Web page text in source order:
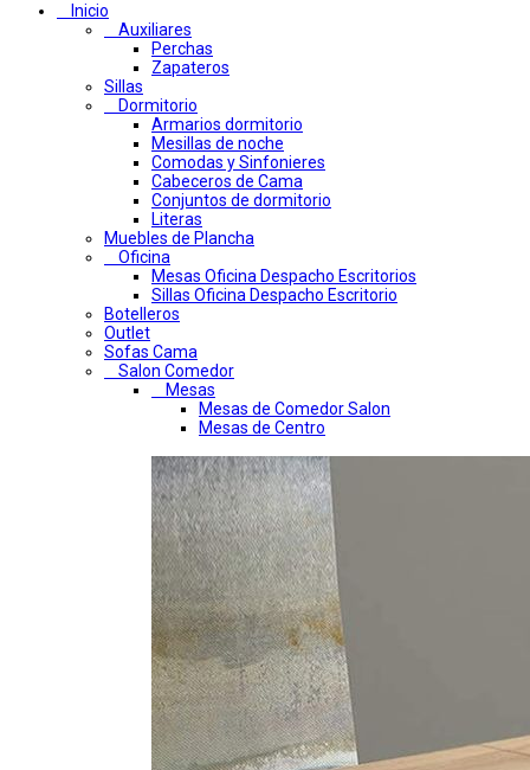
Inicio
Auxiliares
Perchas
Zapateros
Sillas
Dormitorio
Armarios dormitorio
Mesillas de noche
Comodas y Sinfonieres
Cabeceros de Cama
Conjuntos de dormitorio
Literas
Muebles de Plancha
Oficina
Mesas Oficina Despacho Escritorios
Sillas Oficina Despacho Escritorio
Botelleros
Outlet
Sofas Cama
Salon Comedor
Mesas
Mesas de Comedor Salon
Mesas de Centro